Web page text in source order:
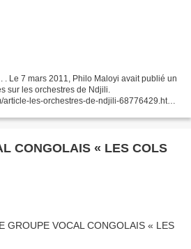
. Le 7 mars 2011, Philo Maloyi avait publié un
sur les orchestres de Ndjili.
les-orchestres-de-ndjili-68776429.html.
CONGOLAIS « LES COLS